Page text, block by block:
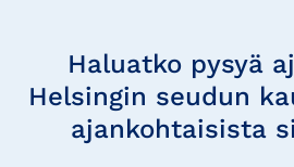
Haluatko pysyä
Helsingin seudun
ajankohtaisista